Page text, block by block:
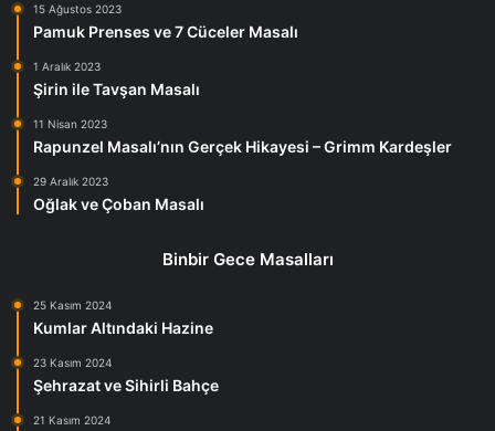
15 Ağustos 2023
Pamuk Prenses ve 7 Cüceler Masalı
1 Aralık 2023
Şirin ile Tavşan Masalı
11 Nisan 2023
Rapunzel Masalı’nın Gerçek Hikayesi – Grimm Kardeşler
29 Aralık 2023
Oğlak ve Çoban Masalı
Binbir Gece Masalları
25 Kasım 2024
Kumlar Altındaki Hazine
23 Kasım 2024
Şehrazat ve Sihirli Bahçe
21 Kasım 2024